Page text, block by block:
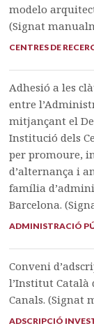
modelo
(Signat
CENTRES DE
Adhesió a les
entre
mitjançant el
Institució dels
per promoure,
d’alternança i
família
Barcelona.
ADMINISTRACIÓ
Conveni
l’Institut Català
Canals. (Signat
ADSCRIPCIÓ